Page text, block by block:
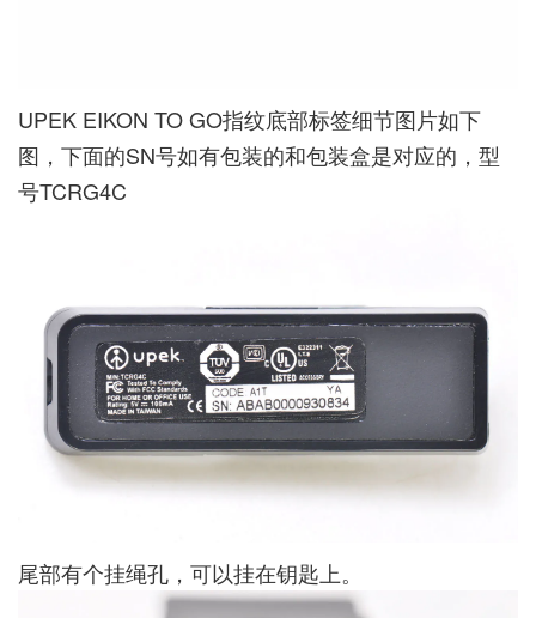
UPEK EIKON TO GO指纹底部标签细节图片如下
图，下面的SN号如有包装的和包装盒是对应的，型
号TCRG4C
尾部有个挂绳孔，可以挂在钥匙上。